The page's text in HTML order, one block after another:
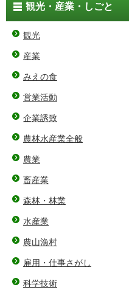
観光・産業・しごと
観光
産業
みえの食
営業活動
企業誘致
農林水産業全般
農業
畜産業
森林・林業
水産業
農山漁村
雇用・仕事さがし
科学技術